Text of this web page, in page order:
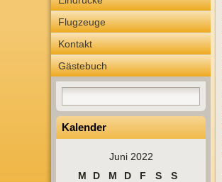
Flugzeuge
Kontakt
Gästebuch
Kalender
Juni 2022
M
D M D F S
S